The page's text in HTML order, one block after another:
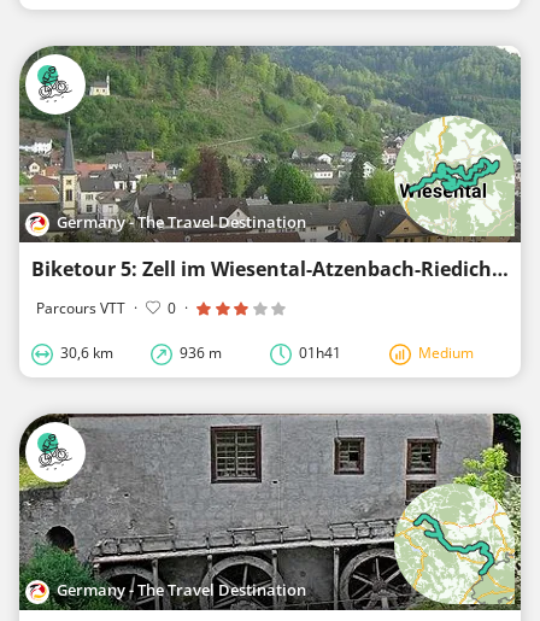
Germany - The Travel Destination
Biketour 5: Zell im Wiesental-Atzenbach-Riedichen-Sonnenmatt-Rohrberg-Atzenbach-Zell im Wiesental
Parcours VTT · 0 ·
30,6 km 936 m 01h41 Medium
Germany - The Travel Destination